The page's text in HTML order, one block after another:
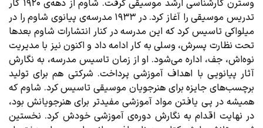
وسترن کارشناسی ارشد موسیقی گرفت. شاوم از دهه‌ی ۱۹۲۰ کار
تدریس موسیقی را آغاز کرد. در ۱۹۳۳ مدرسه‌ی پیانوی شاوم را در
میلواکی تاسیس کرد که این مدرسه در کنار انتشارات شاوم بعدها
تحت نظارت پسرش، وسلی به کار ادامه داد و اکنون نیز با مدیریت
نوه‌اش، جف، اداره می‌شود. او از زمان تاسیس مدرسه، به نگارش
آثار پیانویی با اهداف آموزشی پرداخت. شرکتی هم برای تولید
برچسب‌های جایزه برای هنرجویان موسیقی تاسیس کرد. شاوم که
همیشه در پی یافتن مواد آموزشی مفیدتر برای هنرجویانش بود،
در نهایت اقدام به نگارش دوره‌ی آموزشی خودش کرد. نخستین